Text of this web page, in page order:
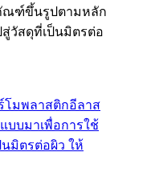
ณฑ์ขึ้นรูปตามหลัก
วัสดุที่เป็นมิตรต่อ